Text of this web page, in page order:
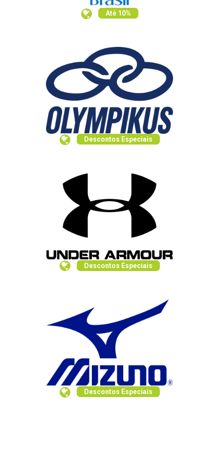
Até 10%
Descontos Especiais
Descontos Especiais
Descontos Especiais